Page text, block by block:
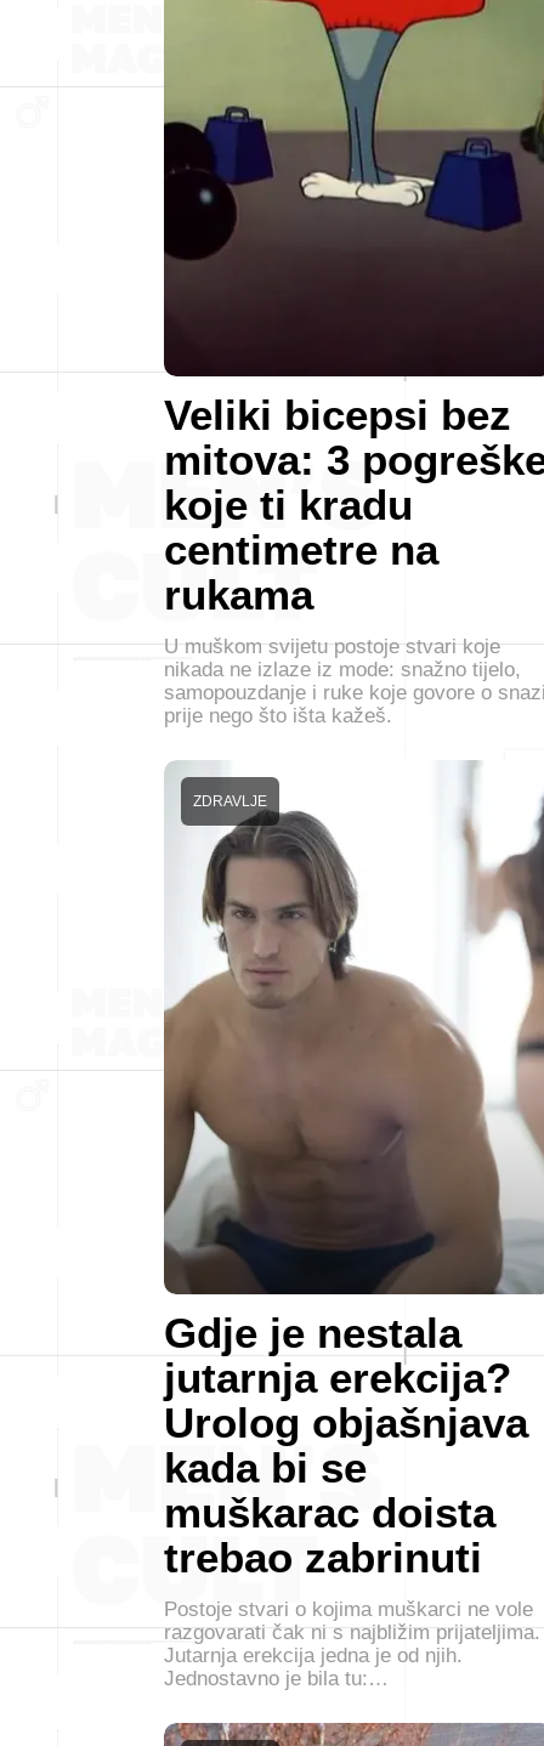
Veliki bicepsi bez
mitova: 3
koje ti kradu
centimetre na
rukama
U muškom svijetu postoje stvari koje
nikada ne izlaze iz mode: snažno tijelo,
samopouzdanje i ruke koje govore o
prije nego što išta kažeš.
Gdje je nestala
jutarnja erekcija?
Urolog objašnjava
kada bi se
muškarac doista
trebao zabrinuti
ZDRAVLJE
Postoje stvari o kojima muškarci ne vole
razgovarati čak ni s najbližim prijateljima.
Jutarnja erekcija jedna je od njih.
Jednostavno je bila tu:…